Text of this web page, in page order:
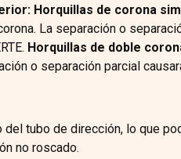
Horquillas de corona
La separación o
Horquillas de doble
o separación parcial
tubo de dirección, lo que
no roscado.